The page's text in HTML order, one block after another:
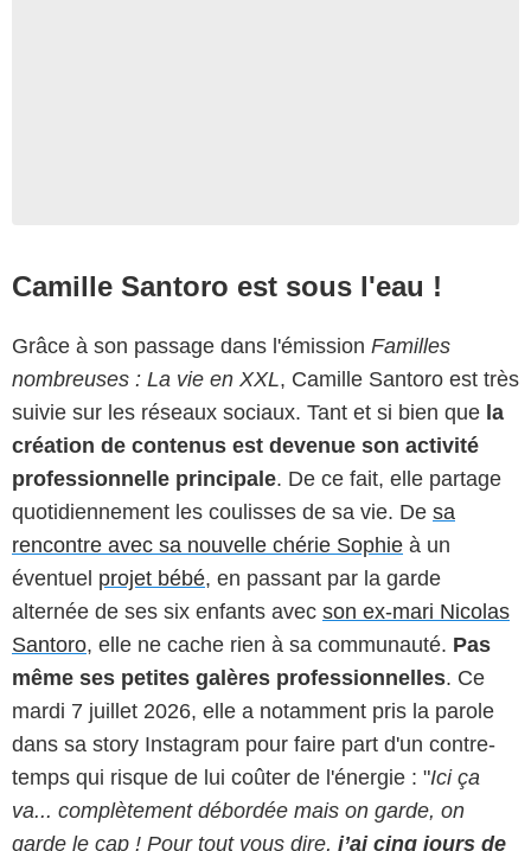
Camille Santoro est sous l'eau !
Grâce à son passage dans l'émission Familles
nombreuses : La vie en XXL, Camille Santoro est très
suivie sur les réseaux sociaux. Tant et si bien que la
création de contenus est devenue son activité
professionnelle principale. De ce fait, elle partage
quotidiennement les coulisses de sa vie. De sa
rencontre avec sa nouvelle chérie Sophie à un
éventuel projet bébé, en passant par la garde
alternée de ses six enfants avec son ex-mari Nicolas
Santoro, elle ne cache rien à sa communauté. Pas
même ses petites galères professionnelles. Ce
mardi 7 juillet 2026, elle a notamment pris la parole
dans sa story Instagram pour faire part d'un contre-
temps qui risque de lui coûter de l'énergie : "Ici ça
va... complètement débordée mais on garde, on
garde le cap ! Pour tout vous dire, j’ai cinq jours de